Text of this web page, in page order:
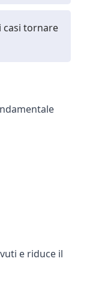
casi tornare
e riduce il